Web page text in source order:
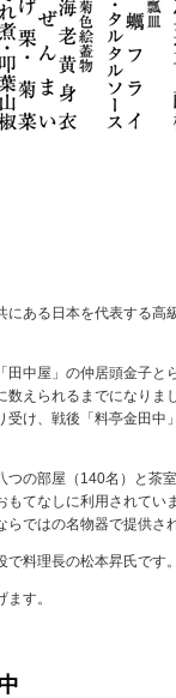
ある日本を代表する高
中屋」の仲居頭金子と
えられるまでになりま
け、戦後「料亭金田中
の部屋（140名）と茶
てなしに利用されてい
ではの名物器で提供さ
料理長の松本昇氏です。
す。